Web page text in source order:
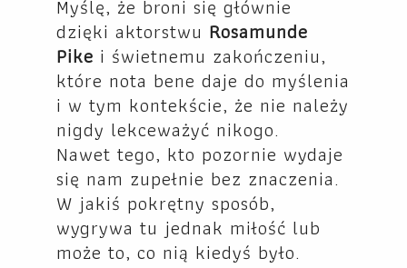
Myślę, że broni się głównie
dzięki aktorstwu Rosamunde
Pike i świetnemu zakończeniu,
które nota bene daje do myślenia
i w tym kontekście, że nie należy
nigdy lekceważyć nikogo.
Nawet tego, kto pozornie wydaje
się nam zupełnie bez znaczenia.
W jakiś pokrętny sposób,
wygrywa tu jednak miłość lub
może to, co nią kiedyś było.